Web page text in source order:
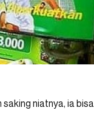
niatnya, ia bisa